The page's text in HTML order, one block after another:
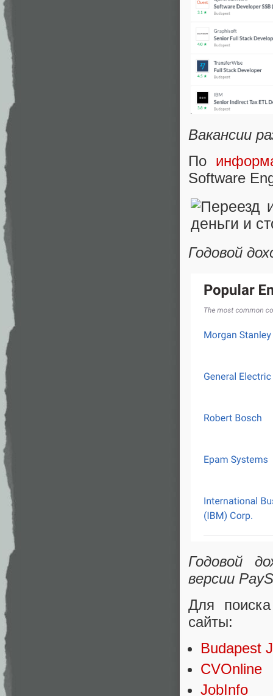
Вакансии
По
Software
Годовой
Годовой
версии
Для
сайты:
Budapest
CVOnline
JobInfo